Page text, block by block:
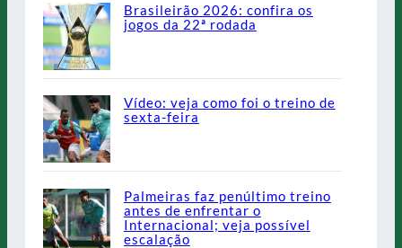
Brasileirão 2026: confira os
jogos da 22ª rodada
Vídeo: veja como foi o treino de
sexta-feira
Palmeiras faz penúltimo treino
antes de enfrentar o
Internacional; veja possível
escalação